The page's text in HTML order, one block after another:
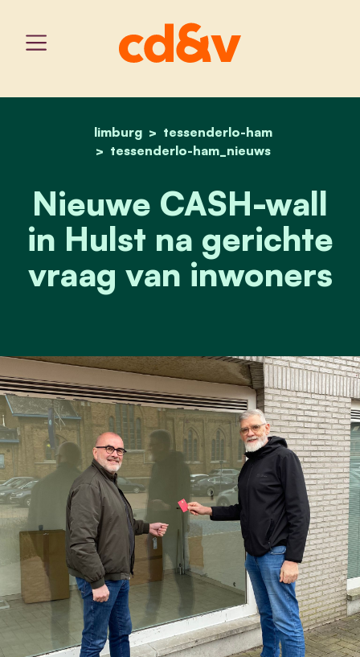
home
limburg
tessenderlo-ham
tessenderlo-ham_nieuws
nieuwe cash-wall in
Nieuwe CASH-wall
in Hulst na gerichte
vraag van inwoners